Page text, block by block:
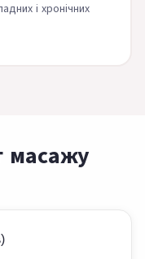
і хронічних
масажу